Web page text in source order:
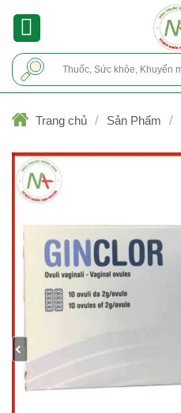
Trang chủ / Sản Phẩm /